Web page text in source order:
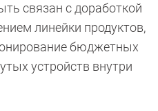
связан с доработкой
линейки продуктов,
бюджетных
устройств внутри